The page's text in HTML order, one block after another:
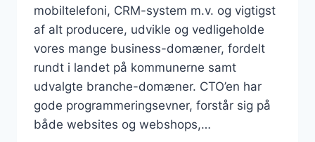
mobiltelefoni, CRM-system m.v. og vigtigst
af alt producere, udvikle og vedligeholde
vores mange business-domæner, fordelt
rundt i landet på kommunerne samt
udvalgte branche-domæner. CTO’en har
gode programmeringsevner, forstår sig på
både websites og webshops,…